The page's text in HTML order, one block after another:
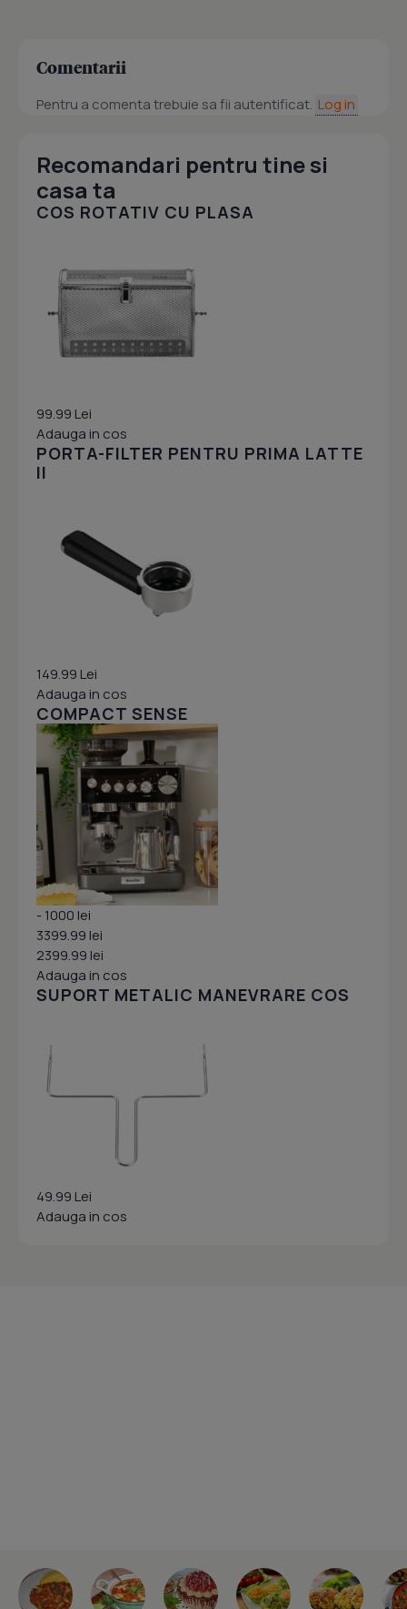
Comentarii
Pentru a comenta trebuie sa fii autentificat. Log in
Recomandari pentru tine si
casa ta
COS ROTATIV CU PLASA
99.99 Lei
Adauga in cos
PORTA-FILTER PENTRU PRIMA LATTE
II
149.99 Lei
Adauga in cos
COMPACT SENSE
- 1000 lei
3399.99 lei
2399.99 lei
Adauga in cos
SUPORT METALIC MANEVRARE COS
49.99 Lei
Adauga in cos